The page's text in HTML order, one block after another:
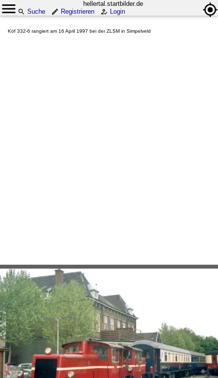
hellertal.startbilder.de
Suche
Registrieren Login
Köf 332-6 rangiert am 16 April 1997 bei der ZLSM in Simpelveld